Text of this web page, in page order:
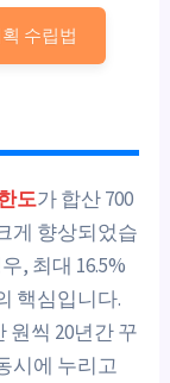
수립법
도가 합산 700
게 향상되었습
, 최대 16.5%
핵심입니다.
원씩 20년간 꾸
시에 누리고